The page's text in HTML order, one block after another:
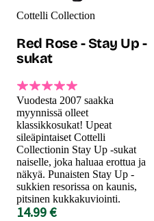
Cottelli Collection
Red Rose - Stay Up -
sukat
Vuodesta 2007 saakka
myynnissä olleet
klassikkosukat! Upeat
sileäpintaiset Cottelli
Collectionin Stay Up -sukat
naiselle, joka haluaa erottua ja
näkyä. Punaisten Stay Up -
sukkien resorissa on kaunis,
pitsinen kukkakuviointi.
14.99 €